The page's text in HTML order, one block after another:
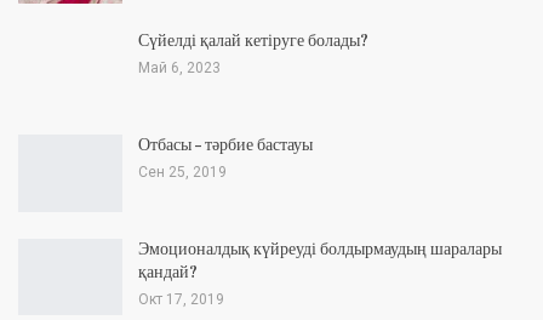
Сүйелді қалай кетіруге болады?
Май 6, 2023
Отбасы – тәрбие бастауы
Сен 25, 2019
Эмоционалдық күйреуді болдырмаудың шаралары
қандай?
Окт 17, 2019